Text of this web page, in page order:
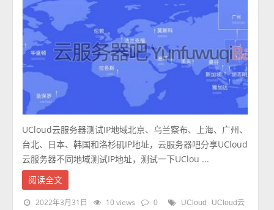
UCloud云服务器测试IP地域北京、乌兰察布、上海、广州、
台北、日本、韩国和洛杉矶IP地址，云服务器吧分享UCloud
云服务器不同地域测试IP地址，测试一下UClou ...
阅读全文
2022年3月31日 10 views 0 UCloud UCloud云